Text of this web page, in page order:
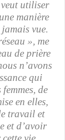
veut utiliser
manière
vue.
», me
de prière
n’avons
qui
de
en elles,
travail et
et d’avoir